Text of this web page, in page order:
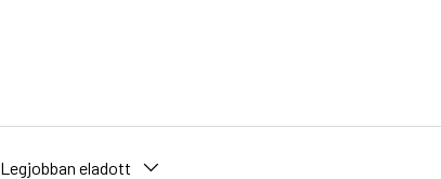
Legjobban eladott